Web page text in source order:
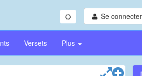
Se
Versets Plus